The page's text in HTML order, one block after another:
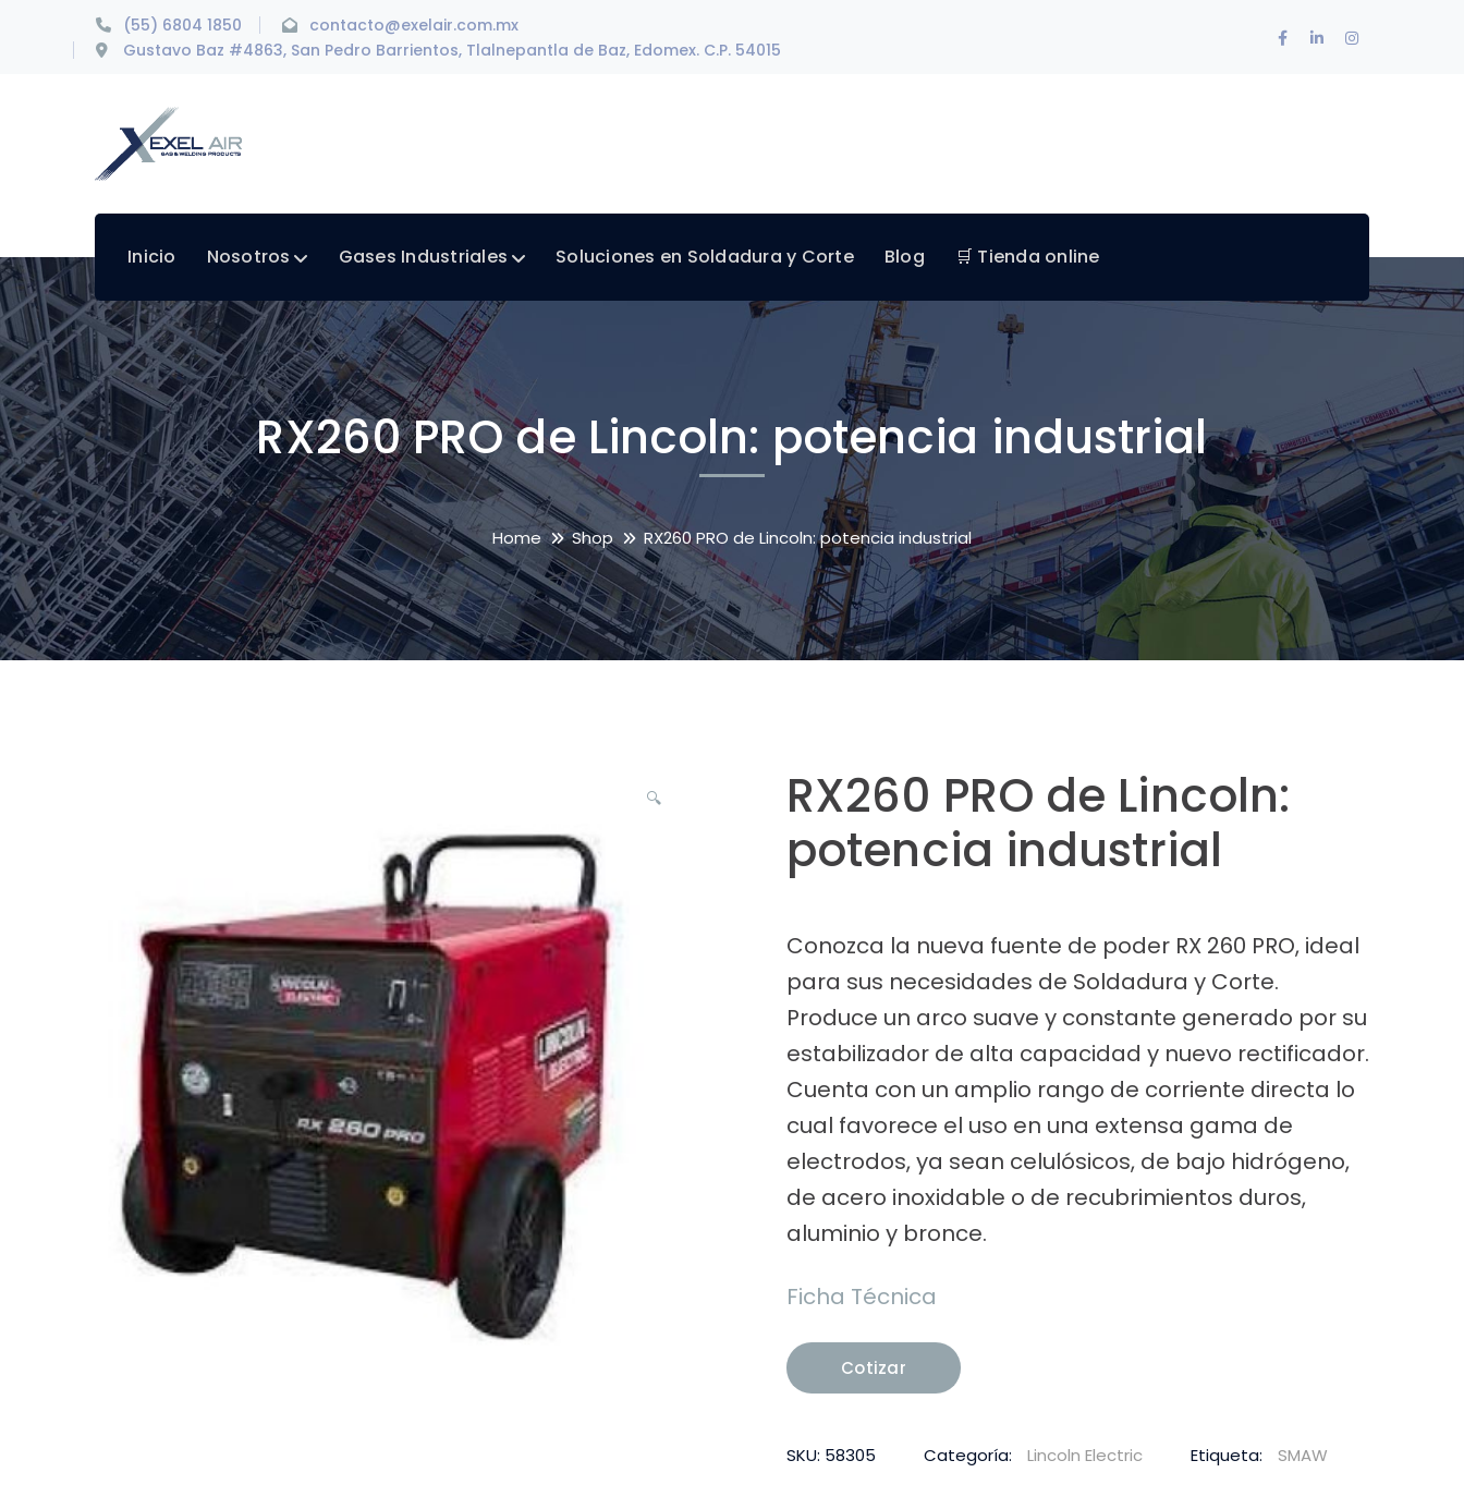
(55) 6804 1850
contacto@exelair.com.mx
Gustavo Baz #4863, San Pedro Barrientos, Tlalnepantla de Baz, Edomex. C.P. 54015
Facebook
LinkedInInstagram
Inicio Nosotros Gases Industriales Soluciones en Soldadura y Corte Blog 🛒 Tienda online
RX260 PRO de Lincoln: potencia industrial
Home Shop RX260 PRO de Lincoln: potencia industrial
🔍
RX260 PRO de Lincoln:
potencia industrial
Conozca la nueva fuente de poder RX 260 PRO, ideal
para sus necesidades de Soldadura y Corte.
Produce un arco suave y constante generado por su
estabilizador de alta capacidad y nuevo rectificador.
Cuenta con un amplio rango de corriente directa lo
cual favorece el uso en una extensa gama de
electrodos, ya sean celulósicos, de bajo hidrógeno,
de acero inoxidable o de recubrimientos duros,
aluminio y bronce.
Ficha Técnica
Cotizar
SKU: 58305 Categoría: Lincoln Electric Etiqueta: SMAW